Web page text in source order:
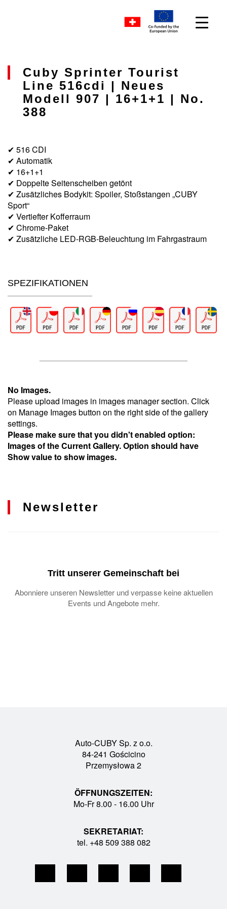
Cuby Sprinter Tourist
Line 516cdi | Neues
Modell 907 | 16+1+1 | No.
388
✔ 516 CDI
✔ Automatik
✔ 16+1+1
✔ Doppelte Seitenscheiben getönt
✔ Zusätzliches Bodykit: Spoiler, Stoßstangen „CUBY
Sport“
✔ Vertiefter Kofferraum
✔ Chrome-Paket
✔ Zusätzliche LED-RGB-Beleuchtung im Fahrgastraum
SPEZIFIKATIONEN
No Images.
Please upload images in images manager section. Click
on Manage Images button on the right side of the gallery
settings.
Please make sure that you didn't enabled option:
Images of the Current Gallery. Option should have
Show value to show images.
Newsletter
Tritt unserer Gemeinschaft bei
Abonniere unseren Newsletter und verpasse keine aktuellen
Events und Angebote mehr.
Auto-CUBY Sp. z o.o.
84-241 Gościcino
Przemysłowa 2
ÖFFNUNGSZEITEN:
Mo-Fr 8.00 - 16.00 Uhr
SEKRETARIAT:
tel. +48 509 388 082